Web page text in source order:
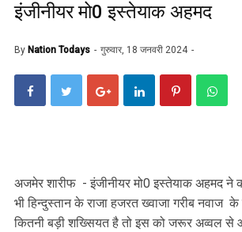
इंजीनीयर मो0 इस्तेयाक अहमद
By Nation Todays गुरुवार, 18 जनवरी 2024
अजमेर शारीफ - इंजीनीयर मो0 इस्तेयाक अहमद ने
भी हिन्दुस्तान के राजा हजरत ख्वाजा गरीब नवाज के
कितनी बड़ी शख्सियत है तो इस को जरूर अव्वल से